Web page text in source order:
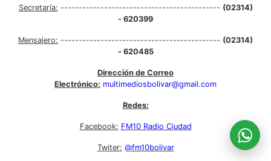
Secretaría: -------------------------------------------- (02314)
- 620399
Mensajero: -------------------------------------------- (02314)
- 620485
Dirección de Correo
Electrónico: multimediosbolivar@gmail.com
Redes:
Facebook: FM10 Radio Ciudad
Twiter: @fm10bolivar